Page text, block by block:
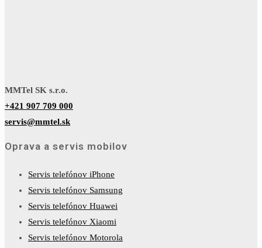
MMTel SK s.r.o.
+421 907 709 000
servis@mmtel.sk
Oprava a servis mobilov
Servis telefónov iPhone
Servis telefónov Samsung
Servis telefónov Huawei
Servis telefónov Xiaomi
Servis telefónov Motorola